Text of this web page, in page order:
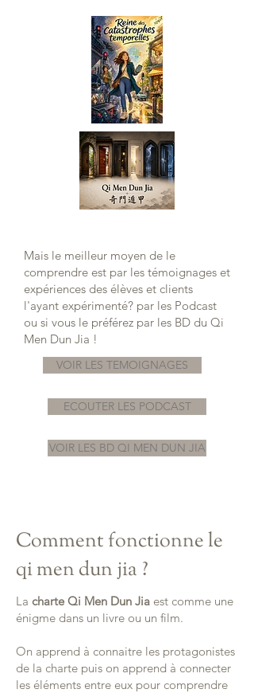
Mais le meilleur moyen de le
comprendre est par les témoignages et
expériences des élèves et clients
l'ayant expérimenté? par les Podcast
ou si vous le préférez par les BD du Qi
Men Dun Jia !
VOIR LES TEMOIGNAGES
ECOUTER LES PODCAST
VOIR LES BD QI MEN DUN JIA
Comment fonctionne le
qi men dun jia ?
La charte Qi Men Dun Jia est comme une
énigme dans un livre ou un film.
On apprend à connaitre les protagonistes
de la charte puis on apprend à connecter
les éléments entre eux pour comprendre